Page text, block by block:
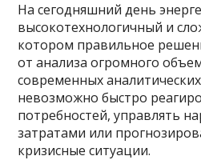
На сегодняшний день
высокотехнологичный и
котором правильное
от анализа огромного
современных
невозможно быстро
потребностей, управлять
затратами или
кризисные ситуации.